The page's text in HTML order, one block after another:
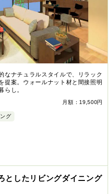
なナチュラルスタイルで、リラック
提案。ウォールナット材と間接照明
らし。
月額：19,500円
グ
としたリビングダイニング